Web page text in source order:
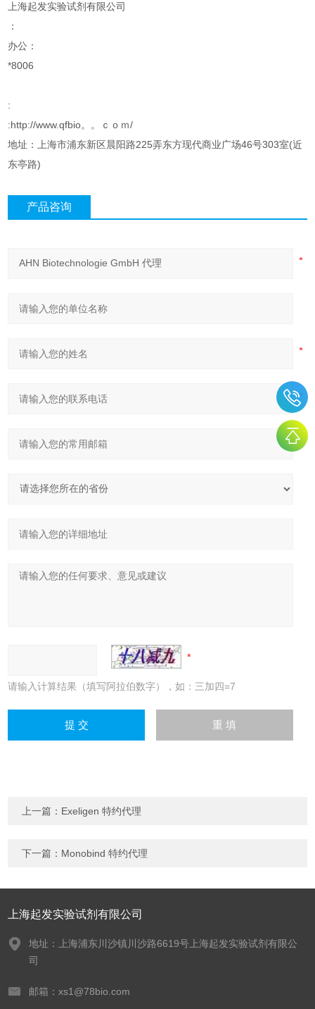
上海起发实验试剂有限公司
：
办公：
*8006
:
:http://www.qfbio。。ｃｏｍ/
地址：上海市浦东新区晨阳路225弄东方现代商业广场46号303室(近
东亭路)
产品咨询
请输入计算结果（填写阿拉伯数字），如：三加四=7
上一篇： Exeligen 特约代理
下一篇： Monobind 特约代理
上海起发实验试剂有限公司
地址：上海浦东川沙镇川沙路6619号上海起发实验试剂有限公
司
邮箱：xs1@78bio.com